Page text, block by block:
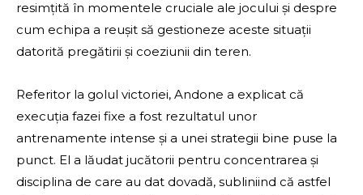
resimțită în momentele cruciale ale jocului și despre
cum echipa a reușit să gestioneze aceste situații
datorită pregătirii și coeziunii din teren.
Referitor la golul victoriei, Andone a explicat că
execuția fazei fixe a fost rezultatul unor
antrenamente intense și a unei strategii bine puse la
punct. El a lăudat jucătorii pentru concentrarea și
disciplina de care au dat dovadă, subliniind că astfel